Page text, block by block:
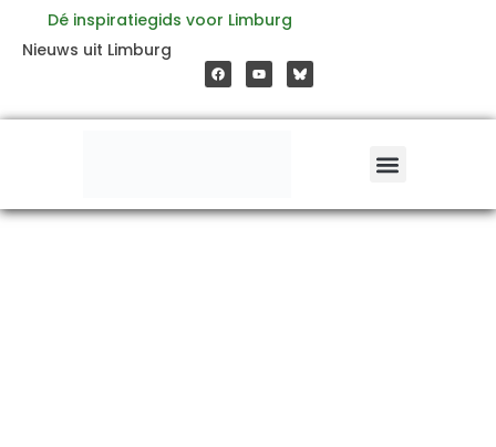
inhoud
Dé inspiratiegids voor Limburg
Nieuws uit Limburg
a
c
e
o
o
o
u
t
b
e